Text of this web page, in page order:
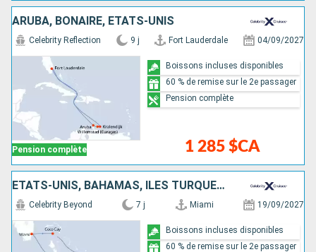
ARUBA, BONAIRE, ÉTATS-UNIS
Pension complète
Celebrity Reflection 9 j Fort Lauderdale 04/09/2027
1 285 $CA
Boissons incluses disponibles
60 % de remise sur le 2e passager
Pension complète
ÉTATS-UNIS, BAHAMAS, ÎLES TURQUES-ET-CAÏQUES, RÉPUBLIQUE DOMINICAINE
Celebrity Beyond 7 j Miami 19/09/2027
Boissons incluses disponibles
60 % de remise sur le 2e passager